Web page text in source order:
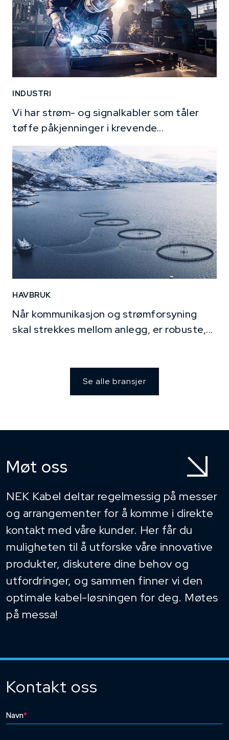
INDUSTRI
Vi har strøm- og signalkabler som tåler
tøffe påkjenninger i krevende...
HAVBRUK
Når kommunikasjon og strømforsyning
skal strekkes mellom anlegg, er robuste,...
Se alle bransjer
Møt oss
NEK Kabel deltar regelmessig på messer
og arrangementer for å komme i direkte
kontakt med våre kunder. Her får du
muligheten til å utforske våre innovative
produkter, diskutere dine behov og
utfordringer, og sammen finner vi den
optimale kabel-løsningen for deg. Møtes
på messa!
Kontakt oss
Navn*